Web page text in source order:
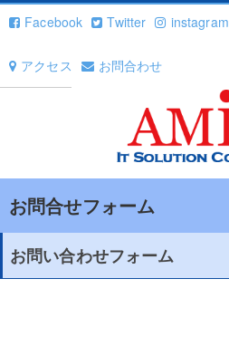
Facebook Twitter instagram
アクセス お問合わせ
お問合せフォーム
お問い合わせフォーム